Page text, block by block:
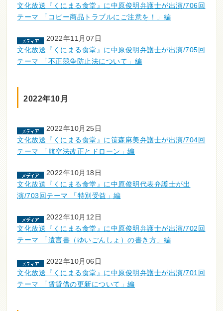
文化放送『くにまる食堂』に中原俊明弁護士が出演/706回
テーマ 「コピー商品トラブルにご注意を！」編
2022年11月07日
文化放送『くにまる食堂』に中原俊明弁護士が出演/705回
テーマ 「不正競争防止法について」編
2022年10月
2022年10月25日
文化放送『くにまる食堂』に笹森麻美弁護士が出演/704回
テーマ 「航空法改正とドローン」編
2022年10月18日
文化放送『くにまる食堂』に中原俊明代表弁護士が出
演/703回テーマ 「特別受益」編
2022年10月12日
文化放送『くにまる食堂』に中原俊明弁護士が出演/702回
テーマ 「遺言書（ゆいごんしょ）の書き方」編
2022年10月06日
文化放送『くにまる食堂』に中原俊明弁護士が出演/701回
テーマ 「賃貸借の更新について」編